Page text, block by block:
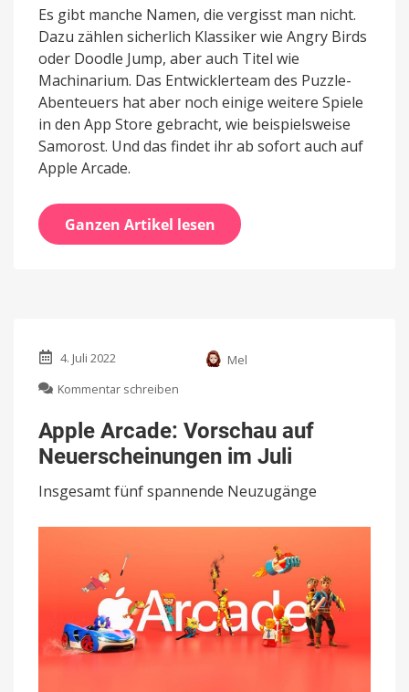
Es gibt manche Namen, die vergisst man nicht.
Dazu zählen sicherlich Klassiker wie Angry Birds
oder Doodle Jump, aber auch Titel wie
Machinarium. Das Entwicklerteam des Puzzle-
Abenteuers hat aber noch einige weitere Spiele
in den App Store gebracht, wie beispielsweise
Samorost. Und das findet ihr ab sofort auch auf
Apple Arcade.
Ganzen Artikel lesen
4. Juli 2022
Mel
Kommentar schreiben
Arcade:
Vorschau
auf
im
Apple Arcade: Vorschau auf
Neuerscheinungen im Juli
Insgesamt fünf spannende Neuzugänge